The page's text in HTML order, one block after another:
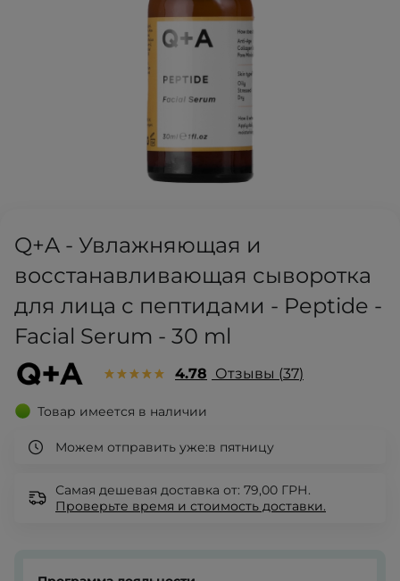
Q+A - Увлажняющая и
восстанавливающая сыворотка
для лица с пептидами - Peptide -
Facial Serum - 30 ml
4.78 Отзывы 37
Товар имеется в наличии
Можем отправить уже:в пятницу
Самая дешевая доставка от: 79,00 ГРН.
Проверьте время и стоимость доставки.